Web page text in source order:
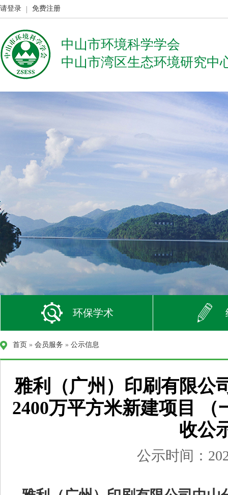
请登录 免费注册
中山市环境科学学会
中山市湾区生态环境研究中
环保学术
首页 » 会员服务 » 公示信息
雅利（广州）印刷有限公
2400万平方米新建项目
收公
公示时间：